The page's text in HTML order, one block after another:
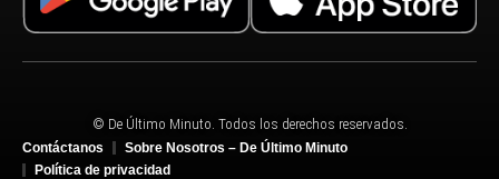
© De Último Minuto. Todos los derechos reservados.
Contáctanos
Sobre Nosotros – De Último Minuto
Política de privacidad